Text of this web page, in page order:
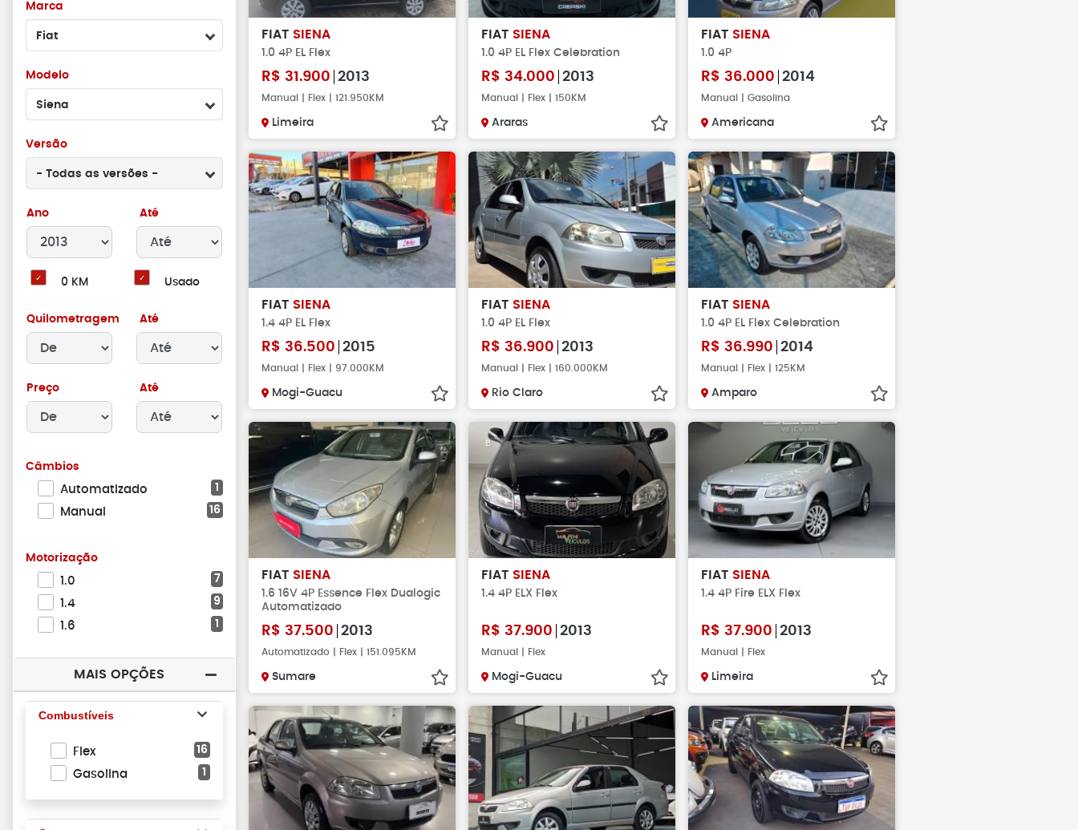
Marca
Fiat
Modelo
Siena
Versão
- Todas as versões -
Ano Até
0 KM Usado
Quilometragem Até
Preço Até
Câmbios
1
Automatizado
16
Manual
Motorização
7
1.0
9
1.4
1
1.6
MAIS OPÇÕES
Combustíveis
16
Flex
1
Gasolina
FIAT SIENA
1.0 4P EL Flex
R$ 31.900 2013
Manual | Flex | 121.950KM
Limeira
FIAT SIENA
1.0 4P EL Flex Celebration
R$ 34.000 2013
Manual | Flex | 150KM
Araras
FIAT SIENA
1.0 4P
R$ 36.000 2014
Manual | Gasolina
Americana
FIAT SIENA
1.4 4P EL Flex
R$ 36.500 2015
Manual | Flex | 97.000KM
Mogi-Guacu
FIAT SIENA
1.0 4P EL Flex
R$ 36.900 2013
Manual | Flex | 160.000KM
Rio Claro
FIAT SIENA
1.0 4P EL Flex Celebration
R$ 36.990 2014
Manual | Flex | 125KM
Amparo
FIAT SIENA
1.6 16V 4P Essence Flex Dualogic
Automatizado
R$ 37.500 2013
Automatizado | Flex | 151.095KM
Sumare
FIAT SIENA
1.4 4P ELX Flex
R$ 37.900 2013
Manual | Flex
Mogi-Guacu
FIAT SIENA
1.4 4P Fire ELX Flex
R$ 37.900 2013
Manual | Flex
Limeira